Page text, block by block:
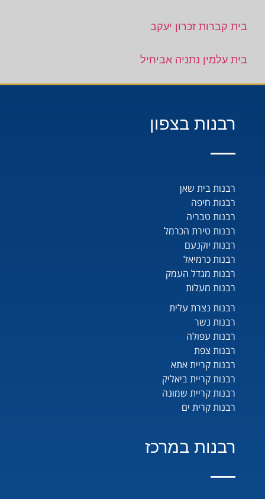
בית קברות זכרון יעקב
בית עלמין נתניה אביחיל
רבנות בצפון
רבנות בית שאן
רבנות חיפה
רבנות טבריה
רבנות טירת הכרמל
רבנות יוקנעם
רבנות כרמיאל
רבנות מגדל העמק
רבנות מעלות
רבנות נצרת עלית
רבנות נשר
רבנות עפולה
רבנות צפת
רבנות קריית אתא
רבנות קריית ביאליק
רבנות קריית שמונה
רבנות קרית ים
רבנות במרכז